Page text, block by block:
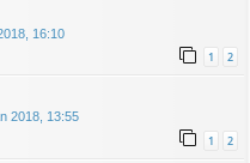
16:10
1 2
2018, 13:55
1 2